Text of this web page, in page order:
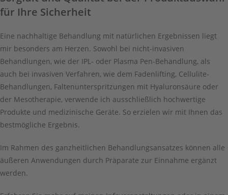
für Ihre Sicherheit
Eine nachhaltige Behandlung mit natürlichen Ergebnissen liegt
mir besonders am Herzen. Sowohl bei nicht-invasiven
Behandlungen, wie der IPL- oder Plasma Pen-Behandlung, als
auch bei invasiven Verfahren, wie dem Fadenlifting, Cellulite-
Behandlungen, Faltenunterspritzungen mit Hyaluronsäure oder
der Mesotherapie, verwende ich ausschließlich hochwertige
Produkte und medizinische Geräte. So erzielen wir mit Ihnen das
bestmögliche Ergebnis.
Im Rahmen des ganzheitlichen Behandlungsansatzes können alle
äußeren Anwendungen durch Präparate zur Einnahme ergänzt
werden.